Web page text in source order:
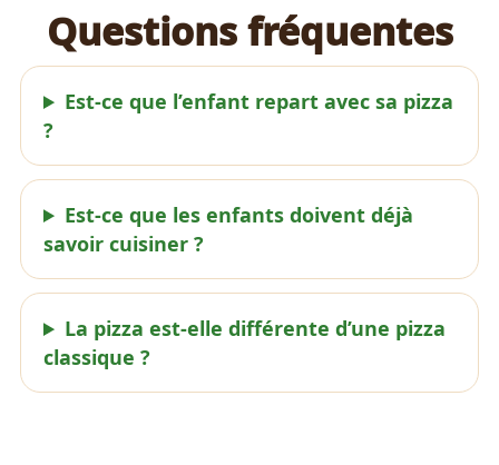
Questions fréquentes
Est-ce que l’enfant repart avec sa pizza
?
Est-ce que les enfants doivent déjà
savoir cuisiner ?
La pizza est-elle différente d’une pizza
classique ?